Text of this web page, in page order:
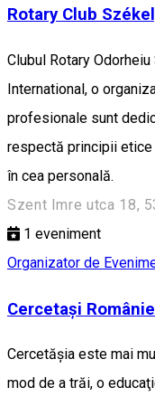
Rotary Club
Clubul Rotary
International, o
profesionale sunt
respectă principii
în cea personală.
Szent Imre utca 18,
1 eveniment
Organizator de
Cercetași
Cercetăşia este mai
mod de a trăi, o